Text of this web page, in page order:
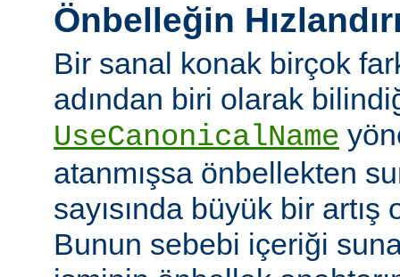
Önbelleğin
Bir sanal konak birçok
adından biri olarak
UseCanonicalName
atanmışsa önbellekten
sayısında büyük bir
Bunun sebebi içeriği